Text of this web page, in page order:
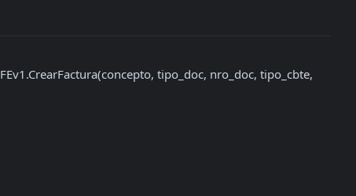
tipo_doc, nro_doc, tipo_cbte,